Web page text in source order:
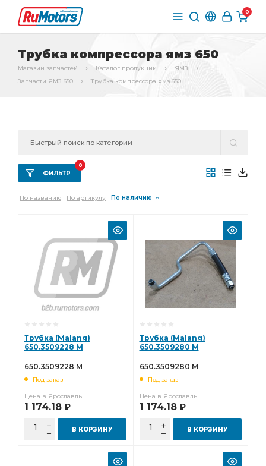
0
Трубка компрессора ямз 650
Магазин запчастей Каталог продукции
ЯМЗ
Запчасти ЯМЗ 650
Трубка компрессора ямз 650
ФИЛЬТР
0
По названию По артикулу По наличию
Трубка (Malang)
650.3509228 M
650.3509228 M
Под заказ
Цена в Ярославль
1 174.18 Р
В КОРЗИНУ
Трубка (Malang)
650.3509280 M
650.3509280 M
Под заказ
Цена в Ярославль
1 174.18 Р
В КОРЗИНУ